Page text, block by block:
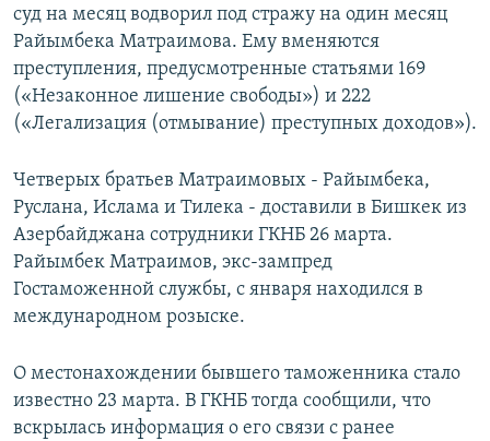
суд на месяц водворил под стражу на один месяц
Райымбека Матраимова. Ему вменяются
преступления, предусмотренные статьями 169
(«Незаконное лишение свободы») и 222
(«Легализация (отмывание) преступных доходов»).
Четверых братьев Матраимовых - Райымбека,
Руслана, Ислама и Тилека - доставили в Бишкек из
Азербайджана сотрудники ГКНБ 26 марта.
Райымбек Матраимов, экс-зампред
Гостаможенной службы, с января находился в
международном розыске.
О местонахождении бывшего таможенника стало
известно 23 марта. В ГКНБ тогда сообщили, что
вскрылась информация о его связи с ранее